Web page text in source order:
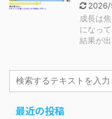
2026/
成長は
になっ
結果が
最近の投稿